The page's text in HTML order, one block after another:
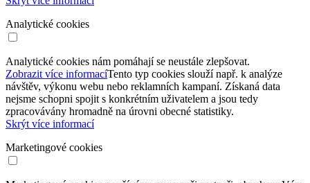
Analytické cookies
Analytické cookies nám pomáhají se neustále zlepšovat.
Zobrazit více informacíTento typ cookies slouží např. k analýze
návštěv, výkonu webu nebo reklamních kampaní. Získaná data
nejsme schopni spojit s konkrétním uživatelem a jsou tedy
zpracovávány hromadně na úrovni obecné statistiky.
Skrýt více informací
Marketingové cookies